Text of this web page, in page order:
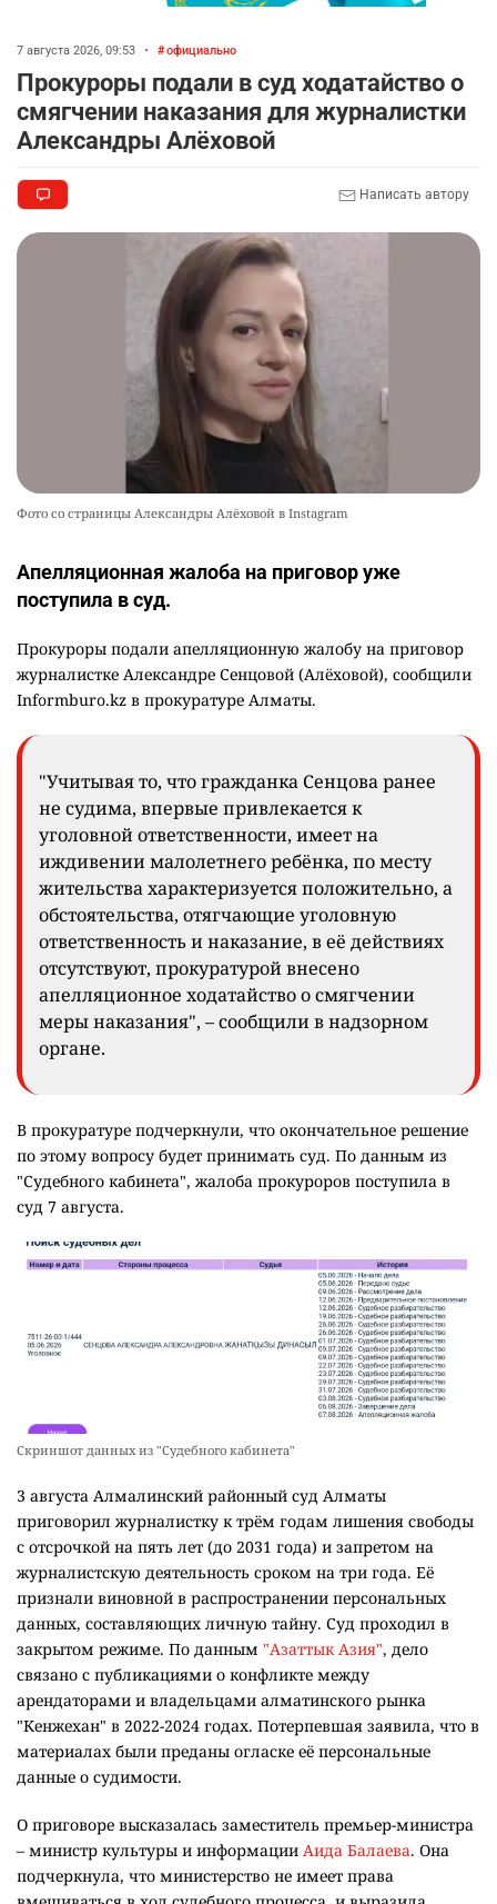
7 августа 2026, 09:53 • официально
Прокуроры подали в суд ходатайство о
смягчении наказания для журналистки
Александры Алёховой
Написать автору
Фото со страницы Александры Алёховой в Instagram
Апелляционная жалоба на приговор уже
поступила в суд.
Прокуроры подали апелляционную жалобу на приговор
журналистке Александре Сенцовой (Алёховой), сообщили
Informburo.kz в прокуратуре Алматы.
"Учитывая то, что гражданка Сенцова ранее
не судима, впервые привлекается к
уголовной ответственности, имеет на
иждивении малолетнего ребёнка, по месту
жительства характеризуется положительно, а
обстоятельства, отягчающие уголовную
ответственность и наказание, в её действиях
отсутствуют, прокуратурой внесено
апелляционное ходатайство о смягчении
меры наказания", – сообщили в надзорном
органе.
В прокуратуре подчеркнули, что окончательное решение
по этому вопросу будет принимать суд. По данным из
"Судебного кабинета", жалоба прокуроров поступила в
суд 7 августа.
Скриншот данных из "Судебного кабинета"
3 августа Алмалинский районный суд Алматы
приговорил журналистку к трём годам лишения свободы
с отсрочкой на пять лет (до 2031 года) и запретом на
журналистскую деятельность сроком на три года. Её
признали виновной в распространении персональных
данных, составляющих личную тайну. Суд проходил в
закрытом режиме. По данным "Азаттык Азия", дело
связано с публикациями о конфликте между
арендаторами и владельцами алматинского рынка
"Кенжехан" в 2022-2024 годах. Потерпевшая заявила, что в
материалах были преданы огласке её персональные
данные о судимости.
О приговоре высказалась заместитель премьер-министра
– министр культуры и информации Аида Балаева. Она
подчеркнула, что министерство не имеет права